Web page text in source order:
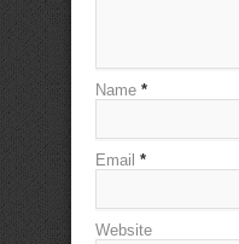
Name *
Email *
Website